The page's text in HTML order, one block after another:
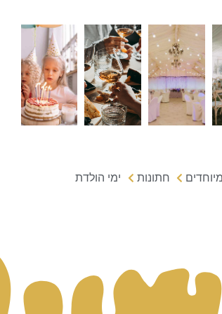
חתונות ימי הולדת